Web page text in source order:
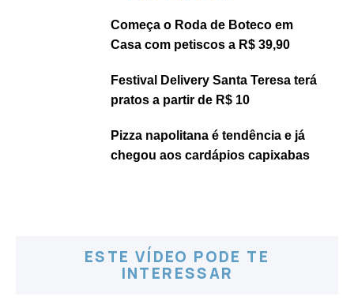
Começa o Roda de Boteco em
Casa com petiscos a R$ 39,90
Festival Delivery Santa Teresa terá
pratos a partir de R$ 10
Pizza napolitana é tendência e já
chegou aos cardápios capixabas
ESTE VÍDEO PODE TE
INTERESSAR